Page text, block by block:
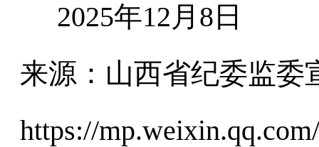
2025年12月8日
来源：山西省纪委监委
https://